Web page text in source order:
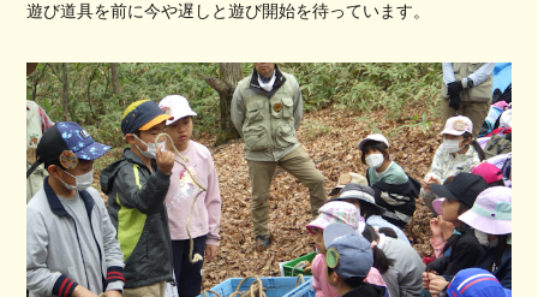
遊び道具を前に今や遅しと遊び開始を待っています。